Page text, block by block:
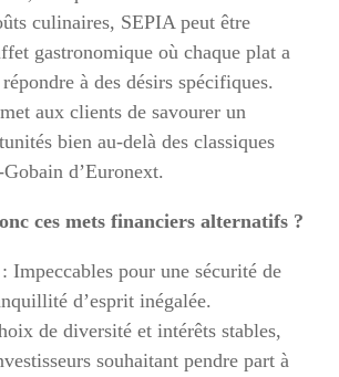
culinaires, SEPIA peut être
gastronomique où chaque plat a
à des désirs spécifiques.
aux clients de savourer un
bien au-delà des classiques
d’Euronext.
ces mets financiers alternatifs ?
: Impeccables pour une sécurité de
d’esprit inégalée.
de diversité et intérêts stables,
souhaitant pendre part à